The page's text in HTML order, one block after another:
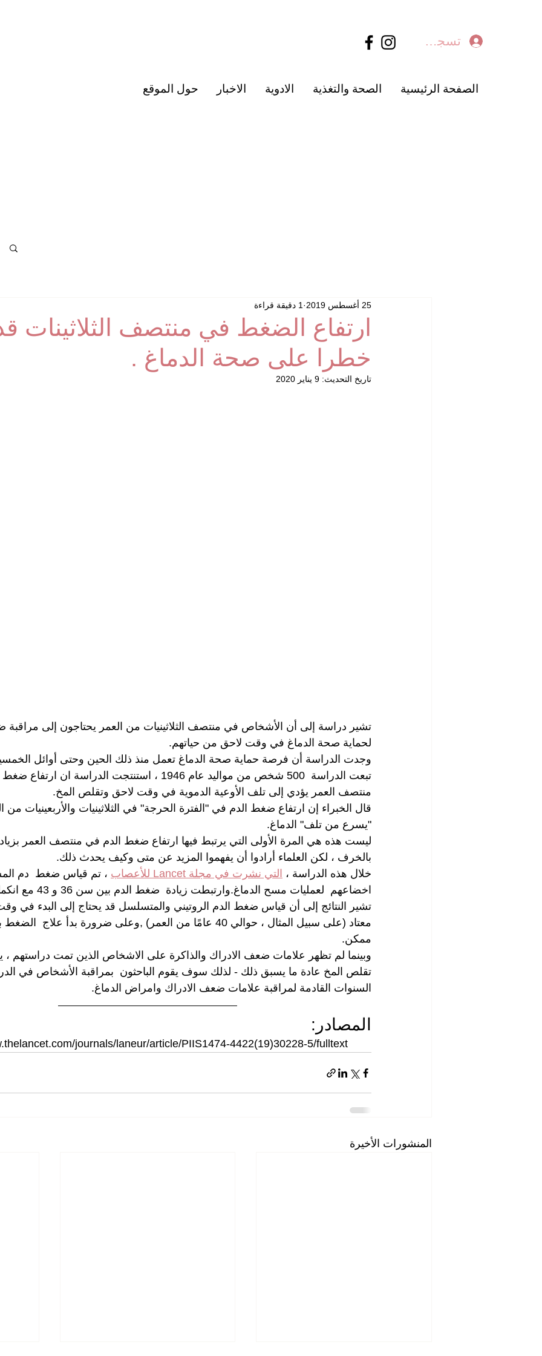
تسجيل الدخول
الصفحة الرئيسية الصحة والتغذية الادوية الاخبار حول الموقع
ارتفاع الضغط في منتصف الثلاثينات
خطرا على صحة الدماغ .
25 أغسطس 2019 1 دقيقة قراءة
تاريخ التحديث: 9 يناير 2020
تشير دراسة إلى أن الأشخاص في منتصف الثلاثينيات من العمر يحتاجون إلى
لحماية صحة الدماغ في وقت لاحق من حياتهم.
وجدت الدراسة أن فرصة حماية صحة الدماغ تعمل منذ ذلك الحين وحتى أوائل
تبعت الدراسة  500 شخص من مواليد عام 1946 ، استنتجت الدراسة
منتصف العمر يؤدي إلى تلف الأوعية الدموية في وقت لاحق وتقلص المخ.
قال الخبراء إن ارتفاع ضغط الدم في "الفترة الحرجة" في الثلاثينيات والأربعينيات
"يسرع من تلف" الدماغ.
ليست هذه هي المرة الأولى التي يرتبط فيها ارتفاع ضغط الدم في منتصف العمر
بالخرف ، لكن العلماء أرادوا أن يفهموا المزيد عن متى وكيف يحدث ذلك.
خلال هذه الدراسة ،
التي نشرت في مجلة Lancet للأعصاب
، تم قياس ضغط  دم
اخضاعهم  لعمليات مسح الدماغ.وارتبطت زيادة  ضغط الدم بين سن 36 و 43 مع انكماش المخ.
تشير النتائج إلى أن قياس ضغط الدم الروتيني والمتسلسل قد يحتاج إلى البدء في
معتاد (على سبيل المثال ، حوالي 40 عامًا من العمر) ,وعلى ضرورة بدأ
ممكن.
وبينما لم تظهر علامات ضعف الادراك والذاكرة على الاشخاص الذين تمت دراستهم ،
تقلص المخ عادة ما يسبق ذلك - لذلك سوف يقوم الباحثون  بمراقبة الأشخاص في
السنوات القادمة لمراقبة علامات ضعف الادراك وامراض الدماغ.
المصادر:
journals/laneur/article/PIIS1474-4422(19)30228-5/fulltext
المنشورات الأخيرة